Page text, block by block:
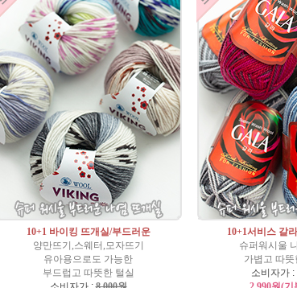
10+1 바이킹 뜨개실/부드러운
양만뜨기,스웨터,모자뜨기
유아용으로도 가능한
부드럽고 따뜻한 털실
10+1서비스 갈
슈퍼워시울
가볍고 따
소비자가 :